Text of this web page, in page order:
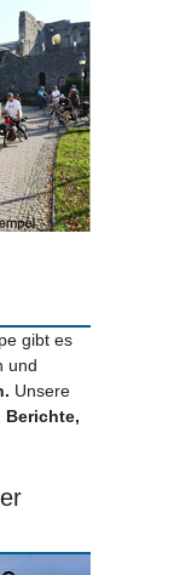
gibt es
und
Unsere
Berichte,